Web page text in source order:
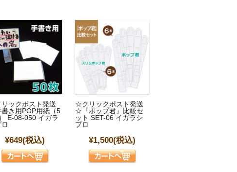
ックポスト発送
き用POP用紙（5
E-08-050 イガラ
¥649(税込)
☆クリックポスト発送
☆『ポップ君』比較セ
ット SET-06 イガラシ
プロ
¥1,500(税込)